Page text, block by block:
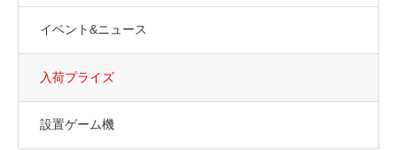
イベント&ニュース
入荷プライズ
設置ゲーム機